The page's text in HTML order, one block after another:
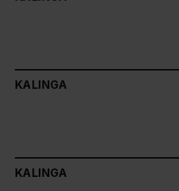
KALINGA
KALINGA